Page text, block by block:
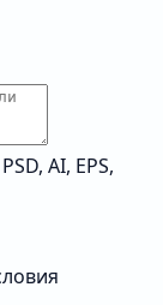
AI, EPS,